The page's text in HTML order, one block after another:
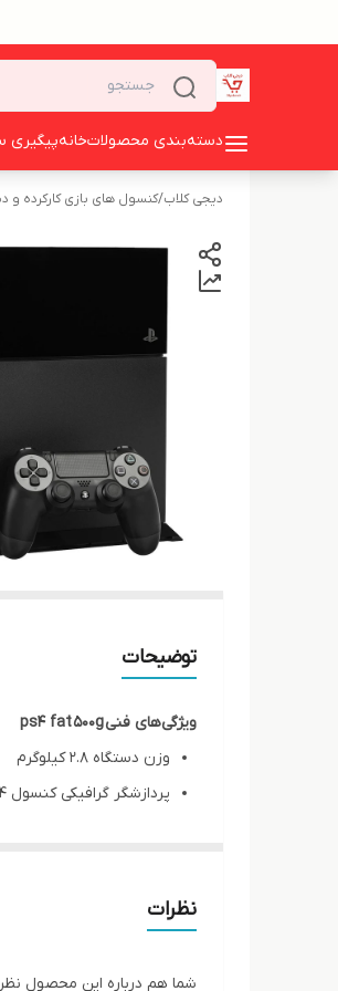
دسته‌بندی محصولاتخانهپیگیری
دیجی کلاب/کنسول های بازی کارکرده
توضیحات
ویژگی‌های فنی ps4 fat500g
وزن دستگاه ۲.۸ کیلوگرم
پردازشگر گرافیکی کنسول ۱.۸۴ فلاپس
حاوی ظرفیت هارد دیسک ۵۰۰ گیگابایت
دارای حافظه رم ۸ گیگابایت
نظرات
شما هم درباره این محصول